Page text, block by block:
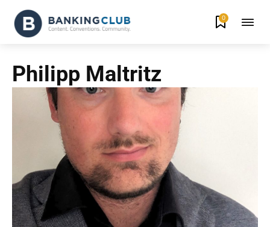
0
Philipp Maltritz